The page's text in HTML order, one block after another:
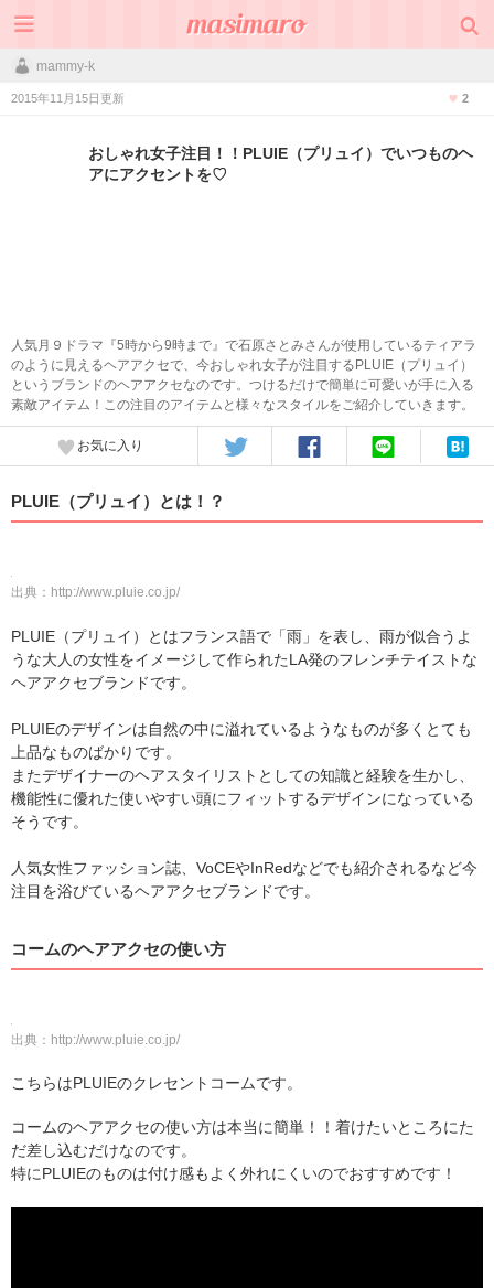
mammy-k
2015年11月15日更新 2
おしゃれ女子注目！！PLUIE（プリュイ）でいつものヘ
アにアクセントを♡
人気月９ドラマ『5時から9時まで』で石原さとみさんが使用しているティアラ
のように見えるヘアアクセで、今おしゃれ女子が注目するPLUIE（プリュイ）
というブランドのヘアアクセなのです。つけるだけで簡単に可愛いが手に入る
素敵アイテム！この注目のアイテムと様々なスタイルをご紹介していきます。
お気に入り
PLUIE（プリュイ）とは！？
出典： http://www.pluie.co.jp/
PLUIE（プリュイ）とはフランス語で「雨」を表し、雨が似合うよ
うな大人の女性をイメージして作られたLA発のフレンチテイストな
ヘアアクセブランドです。
PLUIEのデザインは自然の中に溢れているようなものが多くとても
上品なものばかりです。
またデザイナーのヘアスタイリストとしての知識と経験を生かし、
機能性に優れた使いやすい頭にフィットするデザインになっている
そうです。
人気女性ファッション誌、VoCEやInRedなどでも紹介されるなど今
注目を浴びているヘアアクセブランドです。
コームのヘアアクセの使い方
出典： http://www.pluie.co.jp/
こちらはPLUIEのクレセントコームです。
コームのヘアアクセの使い方は本当に簡単！！着けたいところにた
だ差し込むだけなのです。
特にPLUIEのものは付け感もよく外れにくいのでおすすめです！